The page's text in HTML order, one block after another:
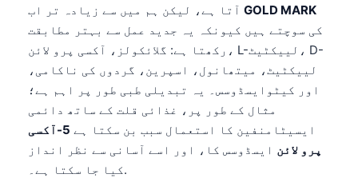
GOLD MARK
کی سوچتے ہیں کیونکہ یہ جدید عمل سے بہتر مطابقت
رکھتا ہے: گلائکولز، آکسی پرو لائن، L-لییکٹیٹ، D-
لییکٹیٹ، میتھانول، اسپرین، گردوں کی ناکامی،
اور کیٹوایسڈوسس۔ یہ تبدیلی طبی طور پر اہم ہے؛
مثال کے طور پر، غذائی قلت کے ساتھ دائمی
ایسیٹامنفین کا استعمال سبب بن سکتا ہے
5-آکسی
پرو لائن ایسڈوسس کا، اور اسے آسانی سے نظر انداز
کیا جا سکتا ہے۔.